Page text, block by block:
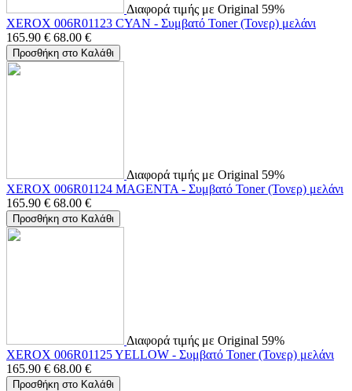
Διαφορά τιμής με Original 59%
XEROX 006R01123 CYAN - Συμβατό Toner (Τονερ) μελάνι
165.90 € 68.00 €
Προσθήκη στο Καλάθι
Διαφορά τιμής με Original 59%
XEROX 006R01124 MAGENTA - Συμβατό Toner (Τονερ) μελάνι
165.90 € 68.00 €
Προσθήκη στο Καλάθι
Διαφορά τιμής με Original 59%
XEROX 006R01125 YELLOW - Συμβατό Toner (Τονερ) μελάνι
165.90 € 68.00 €
Προσθήκη στο Καλάθι